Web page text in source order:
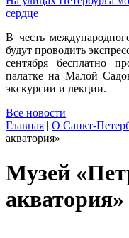
сердце
В честь
будут проводить
сентября бесплатно
палатке на Малой
экскурсии и лекции.
Все новости
Главная | О Санкт-
акватория»
Музей
акватория»